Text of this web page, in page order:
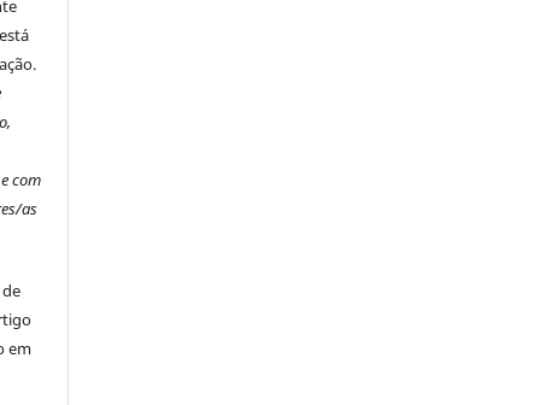
com
as
em